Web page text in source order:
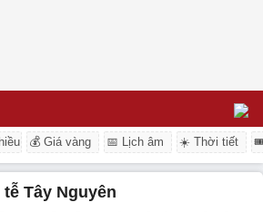
💰 Giá vàng 📅 Lịch âm ☀️ Thời tiết
tễ Tây Nguyên